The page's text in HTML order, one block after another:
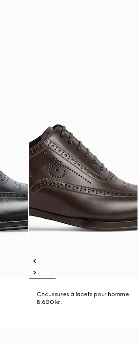
Chaussures à lacets pour homme
8.600 kr.